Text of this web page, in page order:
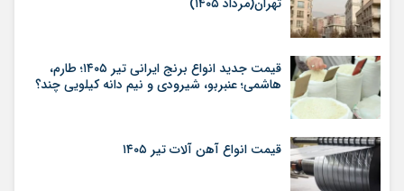
قیمت جدید انواع برنج ایرانی تیر ۱۴۰۵؛ طارم،
هاشمی؛ عنبربو، شیرودی و نیم دانه کیلویی چند؟
قیمت انواع آهن آلات تیر ۱۴۰۵